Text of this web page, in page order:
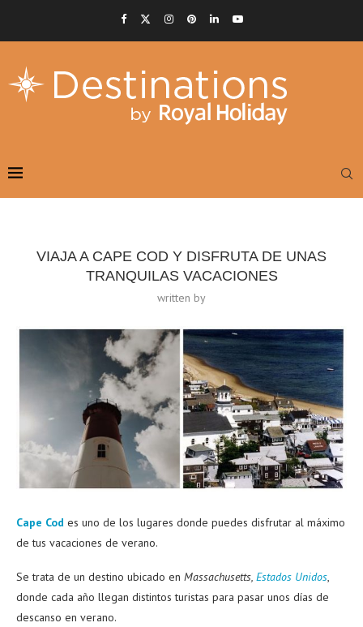
VIAJA A CAPE COD Y DISFRUTA DE UNAS
TRANQUILAS VACACIONES
written by
Cape Cod es uno de los lugares donde puedes disfrutar al máximo
de tus vacaciones de verano.
Se trata de un destino ubicado en Massachusetts, Estados Unidos,
donde cada año llegan distintos turistas para pasar unos días de
descanso en verano.